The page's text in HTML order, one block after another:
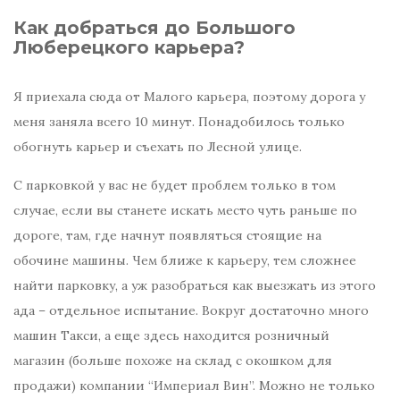
Как добраться до Большого
Люберецкого карьера?
Я приехала сюда от Малого карьера, поэтому дорога у
меня заняла всего 10 минут. Понадобилось только
обогнуть карьер и съехать по Лесной улице.
С парковкой у вас не будет проблем только в том
случае, если вы станете искать место чуть раньше по
дороге, там, где начнут появляться стоящие на
обочине машины. Чем ближе к карьеру, тем сложнее
найти парковку, а уж разобраться как выезжать из этого
ада – отдельное испытание. Вокруг достаточно много
машин Такси, а еще здесь находится розничный
магазин (больше похоже на склад с окошком для
продажи) компании “Империал Вин”. Можно не только